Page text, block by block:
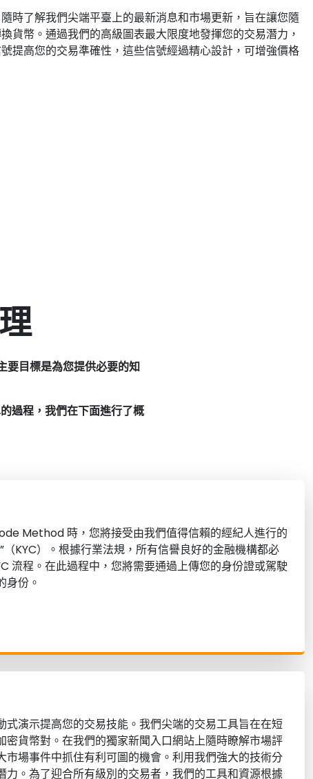
時了解我們尖端平臺上的最新消息和市場更新，旨在讓您隨
貨幣。通過我們的高級圖表最大限度地發揮您的交易潛力，
提高您的交易準確性，這些信號經過精心設計，可增強價格
目標是為您提供必要的知
過程，我們在下面進行了概
Method 時，您將接受由我們值得信賴的經紀人進行的
（KYC）。根據行業法規，所有信譽良好的金融機構都必
流程。在此過程中，您將需要通過上傳您的身份證或駕駛
身份。
式演示提高您的交易技能。我們尖端的交易工具旨在在短
密貨幣對。在我們的獨家新聞入口網站上隨時瞭解市場評
市場事件中抓住有利可圖的機會。利用我們強大的技術分
力。為了迎合所有級別的交易者，我們的工具和資源根據